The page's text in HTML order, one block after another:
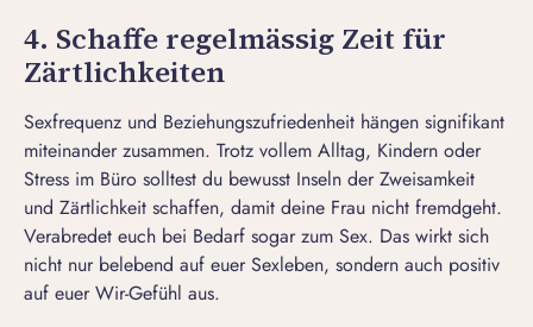
4. Schaffe regelmässig Zeit für
Zärtlichkeiten
Sexfrequenz und Beziehungszufriedenheit hängen signifikant
miteinander zusammen. Trotz vollem Alltag, Kindern oder
Stress im Büro solltest du bewusst Inseln der Zweisamkeit
und Zärtlichkeit schaffen, damit deine Frau nicht fremdgeht.
Verabredet euch bei Bedarf sogar zum Sex. Das wirkt sich
nicht nur belebend auf euer Sexleben, sondern auch positiv
auf euer Wir-Gefühl aus.